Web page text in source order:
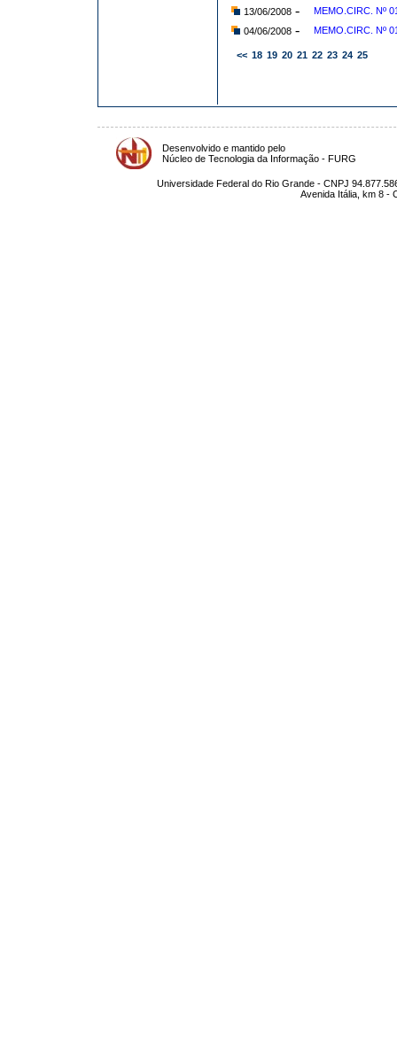
13/06/2008-
MEMO.CIRC. Nº
04/06/2008- MEMO.CIRC. Nº
<< 18 19 20 21 22 23 24 25
Desenvolvido e mantido pelo
Núcleo de Tecnologia da Informação - FURG
Universidade Federal do Rio Grande - CNPJ
Avenida Itália, km 8 -